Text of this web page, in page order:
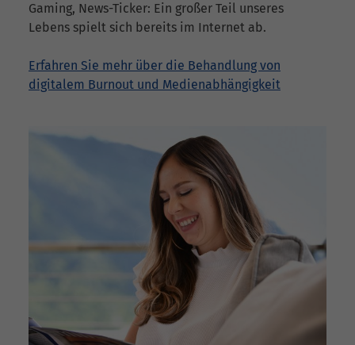
Gaming, News-Ticker: Ein großer Teil unseres
Lebens spielt sich bereits im Internet ab.
Erfahren Sie mehr über die Behandlung von
digitalem Burnout und Medienabhängigkeit